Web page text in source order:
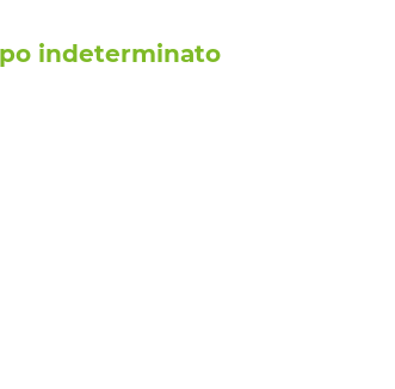
indeterminato